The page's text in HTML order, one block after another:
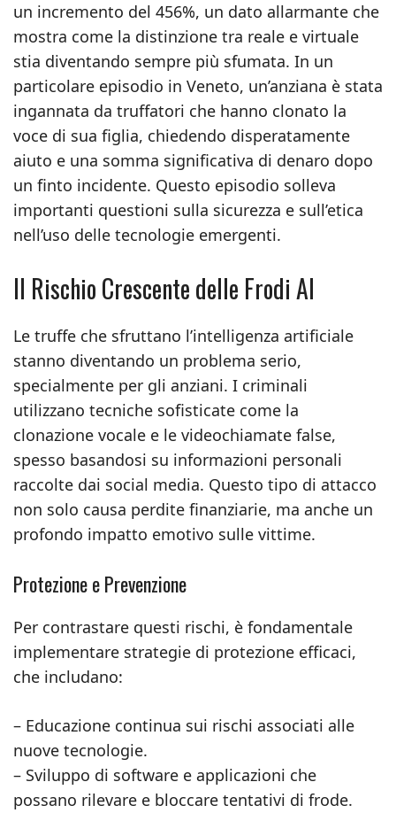
un incremento del 456%, un dato allarmante che
mostra come la distinzione tra reale e virtuale
stia diventando sempre più sfumata. In un
particolare episodio in Veneto, un’anziana è stata
ingannata da truffatori che hanno clonato la
voce di sua figlia, chiedendo disperatamente
aiuto e una somma significativa di denaro dopo
un finto incidente. Questo episodio solleva
importanti questioni sulla sicurezza e sull’etica
nell’uso delle tecnologie emergenti.
Il Rischio Crescente delle Frodi AI
Le truffe che sfruttano l’intelligenza artificiale
stanno diventando un problema serio,
specialmente per gli anziani. I criminali
utilizzano tecniche sofisticate come la
clonazione vocale e le videochiamate false,
spesso basandosi su informazioni personali
raccolte dai social media. Questo tipo di attacco
non solo causa perdite finanziarie, ma anche un
profondo impatto emotivo sulle vittime.
Protezione e Prevenzione
Per contrastare questi rischi, è fondamentale
implementare strategie di protezione efficaci,
che includano:
– Educazione continua sui rischi associati alle
nuove tecnologie.
– Sviluppo di software e applicazioni che
possano rilevare e bloccare tentativi di frode.